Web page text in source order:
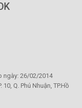
ngày: 26/02/2014
Q. Phú Nhuận, TP.Hồ